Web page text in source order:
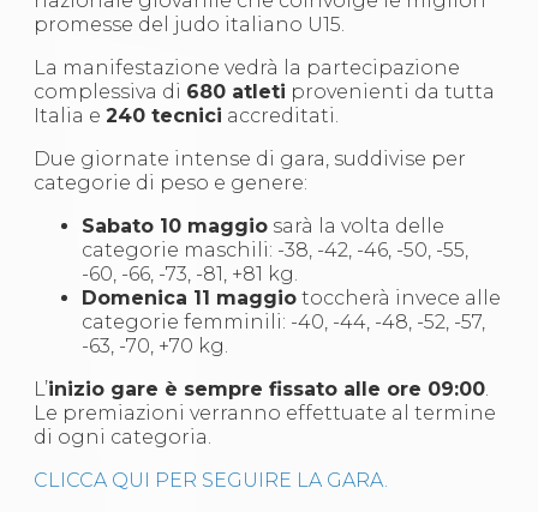
S'istrumpa
Calendario Attività
Difesa Personale MGA
La disciplina
Merchandising
Mappa del sito
Contatti
News
Cookies Accept
Newsletter
Catalogo formativo
Webinar
Corsi Monotematici
Corsi di Specializzazione
Corsi FIJLKAM-FISDIR
Corsi Preparatore Fisico
Edutraining class - Didattica infantile
promesse del judo italiano U15.
La manifestazione vedrà la partecipazione
complessiva di 680 atleti provenienti da tutta
Italia e240 tecnici accreditati.
Due giornate intense di gara, suddivise per
categorie di peso e genere:
Sabato 10 maggio sarà la volta delle
categorie maschili: -38, -42, -46, -50, -55,
-60, -66, -73, -81, +81 kg.
Domenica 11 maggio toccherà invece alle
categorie femminili: -40, -44, -48, -52, -57,
-63, -70, +70 kg.
L’inizio gare è sempre fissato alle ore 09:00.
Le premiazioni verranno effettuate al termine
di ogni categoria.
CLICCA QUI PER SEGUIRE LA GARA.